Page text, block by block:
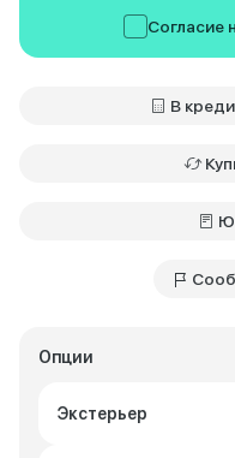
Опции
Экстерьер
Согласие